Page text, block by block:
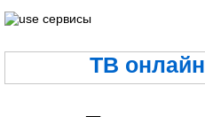
ТВ онлайн